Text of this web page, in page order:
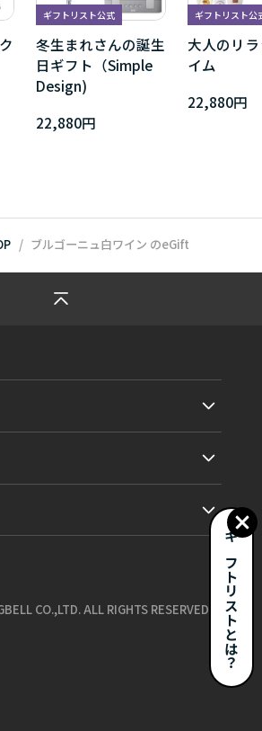
ギフトリスト公式
冬生まれさんの誕生
日ギフト（Simple
Design)
22,880円
ギフトリスト公
大人のリ
イム
22,880円
ブルゴーニュ白ワイン のeGift
ギフトリストとは？
CO.,LTD. ALL RIGHTS RESERVED.